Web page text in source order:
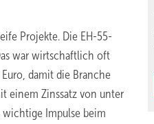
Projekte. Die EH-55-
war wirtschaftlich oft
damit die Branche
einem Zinssatz von unter
Impulse beim